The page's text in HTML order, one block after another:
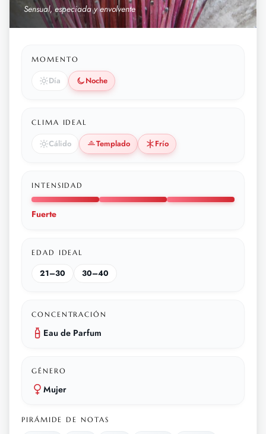
Sensual, especiada y envolvente
MOMENTO
Día Noche
CLIMA IDEAL
Cálido Templado Frío
INTENSIDAD
Fuerte
EDAD IDEAL
21–30 30–40
CONCENTRACIÓN
Eau de Parfum
GÉNERO
Mujer
PIRÁMIDE DE NOTAS